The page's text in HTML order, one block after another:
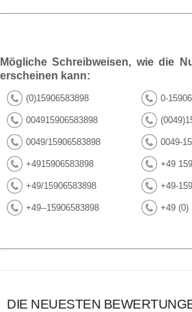
Mögliche Schreibweisen, wie die
erscheinen kann:
(0)15906583898 0-
004915906583898
0049/15906583898 0049-
+4915906583898 +49
+49/15906583898 +49-
+49--15906583898 +49 (0)
DIE NEUESTEN